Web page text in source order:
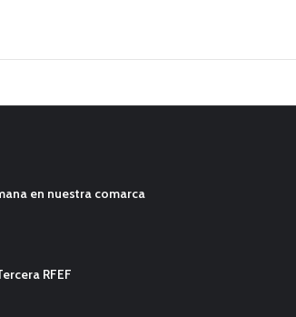
en nuestra comarca
RFEF